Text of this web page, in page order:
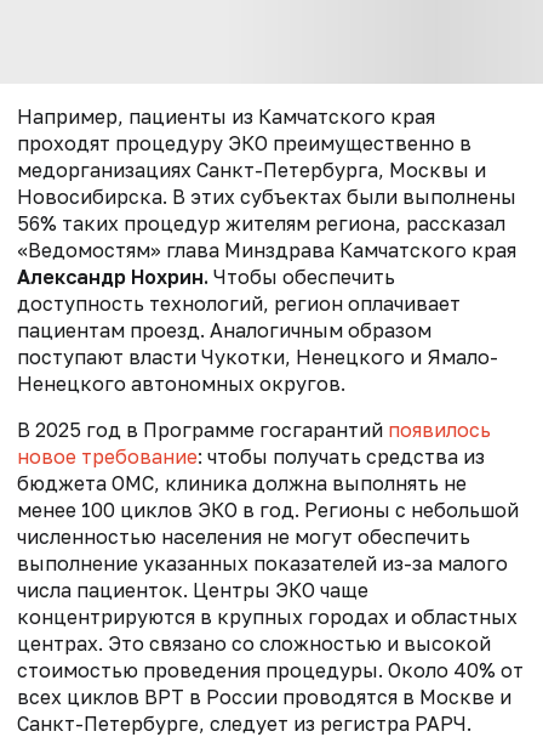
Например, пациенты из Камчатского края
проходят процедуру ЭКО преимущественно в
медорганизациях Санкт-Петербурга, Москвы и
Новосибирска. В этих субъектах были выполнены
56% таких процедур жителям региона, рассказал
«Ведомостям» глава Минздрава Камчатского края
Александр Нохрин. Чтобы обеспечить
доступность технологий, регион оплачивает
пациентам проезд. Аналогичным образом
поступают власти Чукотки, Ненецкого и Ямало-
Ненецкого автономных округов.
В 2025 год в Программе госгарантий появилось
новое требование: чтобы получать средства из
бюджета ОМС, клиника должна выполнять не
менее 100 циклов ЭКО в год. Регионы с небольшой
численностью населения не могут обеспечить
выполнение указанных показателей из-за малого
числа пациенток. Центры ЭКО чаще
концентрируются в крупных городах и областных
центрах. Это связано со сложностью и высокой
стоимостью проведения процедуры. Около 40% от
всех циклов ВРТ в России проводятся в Москве и
Санкт-Петербурге, следует из регистра РАРЧ.